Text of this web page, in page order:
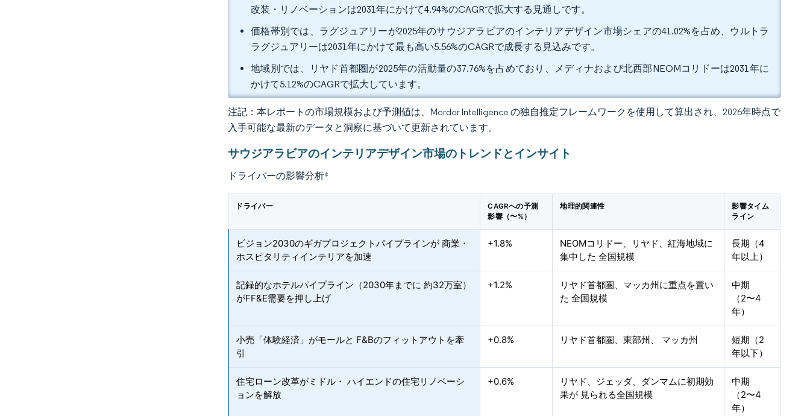
改装・リノベーションは2031年にかけて4.94%のCAGRで拡大する見通しです。
価格帯別では、ラグジュアリーが2025年のサウジアラビアのインテリアデザイン市場シェアの41.02%を占め、ウルトラ
ラグジュアリーは2031年にかけて最も高い5.56%のCAGRで成長する見込みです。
地域別では、リヤド首都圏が2025年の活動量の37.76%を占めており、メディナおよび北西部NEOMコリドーは2031年に
かけて5.12%のCAGRで拡大しています。
注記：本レポートの市場規模および予測値は、Mordor Intelligence の独自推定フレームワークを使用して算出され、2026年時点で
入手可能な最新のデータと洞察に基づいて更新されています。
サウジアラビアのインテリアデザイン市場のトレンドとインサイト
ドライバーの影響分析*
ドライバー
CAGRへの予測
影響（〜%）
地理的関連性
影響タイム
ライン
ビジョン2030のギガプロジェクトパイプラインが 商業・
ホスピタリティインテリアを加速
+1.8%
NEOMコリドー、リヤド、紅海地域に
集中した 全国規模
長期（4
年以上）
記録的なホテルパイプライン（2030年までに 約32万室）
がFF&E需要を押し上げ
+1.2%
リヤド首都圏、マッカ州に重点を置い
た 全国規模
中期
（2〜4
年）
小売「体験経済」がモールと F&Bのフィットアウトを牽
引
+0.8% リヤド首都圏、東部州、 マッカ州
短期（2
年以下）
住宅ローン改革がミドル・ ハイエンドの住宅リノベーシ
ョンを解放
+0.6%
リヤド、ジェッダ、ダンマムに初期効
果が 見られる全国規模
中期
（2〜4
年）